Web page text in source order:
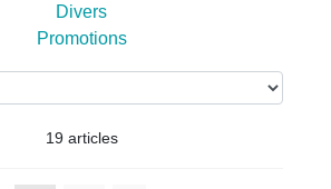
Divers
Promotions
19 articles